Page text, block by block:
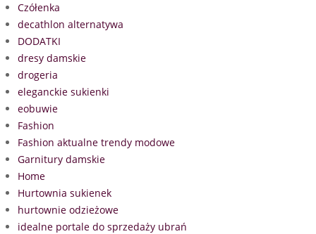
Czółenka
decathlon alternatywa
DODATKI
dresy damskie
drogeria
eleganckie sukienki
eobuwie
Fashion
Fashion aktualne trendy modowe
Garnitury damskie
Home
Hurtownia sukienek
hurtownie odzieżowe
idealne portale do sprzedaży ubrań